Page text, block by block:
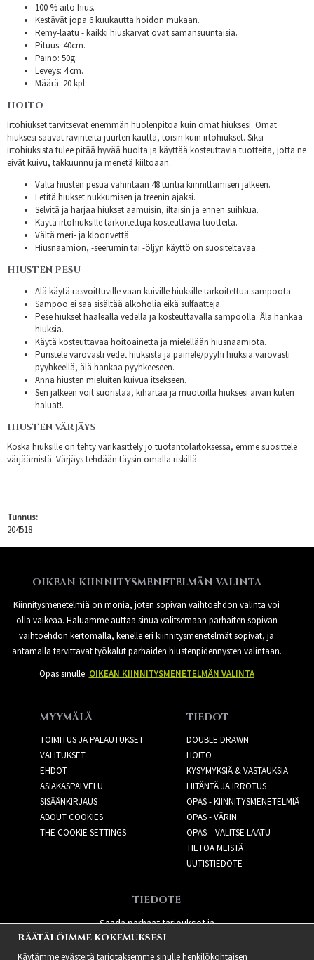
100 % aito hius.
Kestävät jopa 6 kuukautta hoidon mukaan.
Remy-laatu - kaikki hiuskarvat ovat samansuuntaisia.
Pituus: 40cm.
Paino: 50g.
Leveys: 4 cm.
Määrä: 20 kpl.
HOITO
Irtohiukset tarvitsevat enemmän huolenpitoa kuin omat hiuksesi. Omat
hiuksesi saavat ravinteita juurten kautta, toisin kuin irtohiukset. Siksi
irtohiuksista tulee pitää hyvää huolta ja käyttää kosteuttavia tuotteita, jotta ne
eivät kuivu, takkuunnu ja menetä kiiltoaan.
Vältä hiusten pesua vähintään 48 tuntia kiinnittämisen jälkeen.
Letitä hiukset nukkumisen ja treenin ajaksi.
Selvitä ja harjaa hiukset aamuisin, iltaisin ja ennen suihkua.
Käytä irtohiuksille tarkoitettuja kosteuttavia tuotteita.
Vältä meri- ja kloorivettä.
Hiusnaamion, -seerumin tai -öljyn käyttö on suositeltavaa.
HIUSTEN PESU
Älä käytä rasvoittuville vaan kuiville hiuksille tarkoitettua sampoota.
Sampoo ei saa sisältää alkoholia eikä sulfaatteja.
Pese hiukset haalealla vedellä ja kosteuttavalla sampoolla. Älä hankaa
hiuksia.
Käytä kosteuttavaa hoitoainetta ja mielellään hiusnaamiota.
Puristele varovasti vedet hiuksista ja painele/pyyhi hiuksia varovasti
pyyhkeellä, älä hankaa pyyhkeeseen.
Anna hiusten mieluiten kuivua itsekseen.
Sen jälkeen voit suoristaa, kihartaa ja muotoilla hiuksesi aivan kuten
haluat!.
HIUSTEN VÄRJÄYS
Koska hiuksille on tehty värikäsittely jo tuotantolaitoksessa, emme suosittele
värjäämistä. Värjäys tehdään täysin omalla riskillä.
Tunnus:
204518
OIKEAN KIINNITYSMENETELMÄN VALINTA
Kiinnitysmenetelmiä on monia, joten sopivan vaihtoehdon valinta voi
olla vaikeaa. Haluamme auttaa sinua valitsemaan parhaiten sopivan
vaihtoehdon kertomalla, kenelle eri kiinnitysmenetelmät sopivat, ja
antamalla tarvittavat työkalut parhaiden hiustenpidennysten valintaan.
Opas sinulle: OIKEAN KIINNITYSMENETELMÄN VALINTA
MYYMÄLÄ
TOIMITUS JA PALAUTUKSET
VALITUKSET
EHDOT
ASIAKASPALVELU
SISÄÄNKIRJAUS
ABOUT COOKIES
THE COOKIE SETTINGS
TIEDOT
DOUBLE DRAWN
HOITO
KYSYMYKSIÄ & VASTAUKSIA
LIITÄNTÄ JA IRROTUS
OPAS - KIINNITYSMENETELMIÄ
OPAS - VÄRIN
OPAS – VALITSE LAATU
TIETOA MEISTÄ
UUTISTIEDOTE
TIEDOTE
Saada parhaat tarjoukset ja
uusia tuotteita!
RÄÄTÄLÖIMME KOKEMUKSESI
Käytämme evästeitä tarjotaksemme sinulle henkilökohtaisen